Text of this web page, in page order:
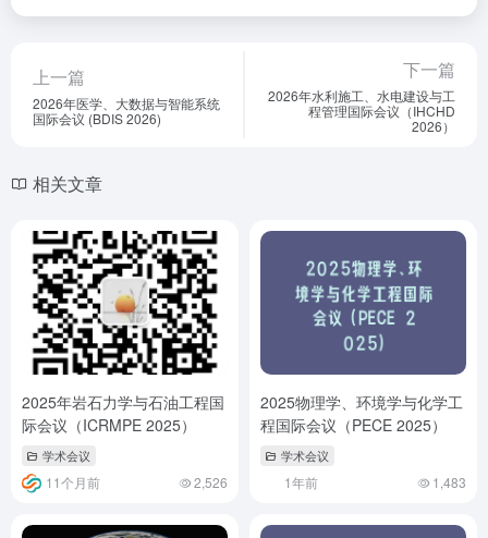
上一篇
2026年医学、大数据与智能系统
国际会议 (BDIS 2026)
下一篇
2026年水利施工、水电建设与工
程管理国际会议（IHCHD
2026）
相关文章
2025年岩石力学与石油工程国
际会议（ICRMPE 2025）
学术会议
11个月前 2,526
2025物理学、环境学与化学工
程国际会议（PECE 2025）
学术会议
1年前 1,483